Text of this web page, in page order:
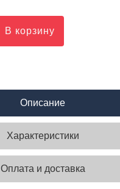
В корзину
Описание
Характеристики
Оплата и доставка